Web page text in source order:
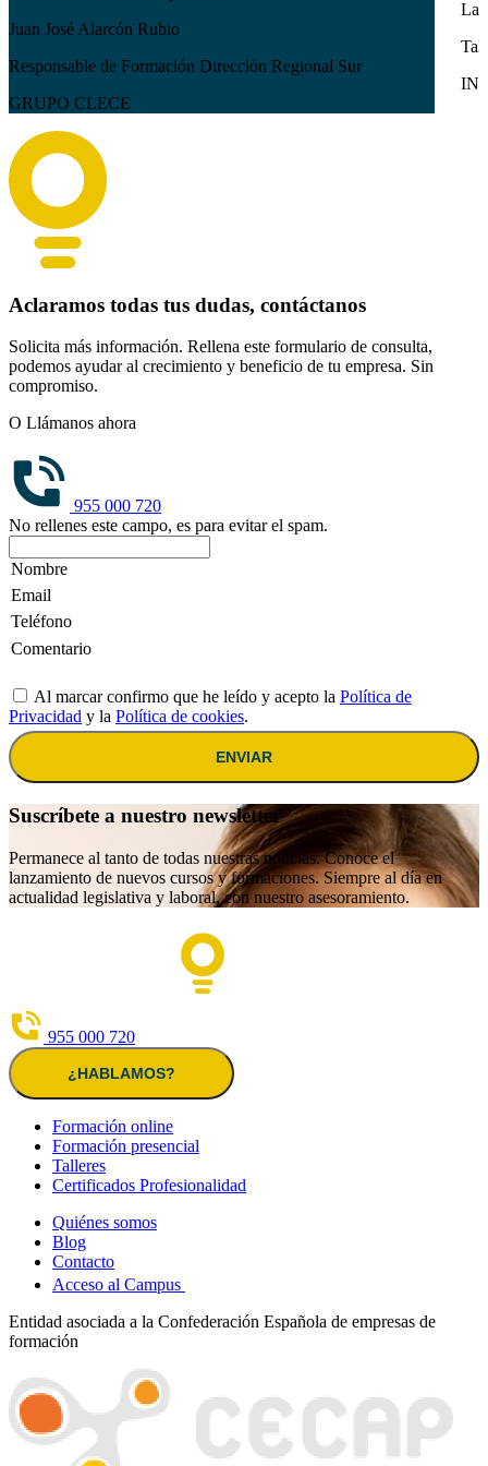
Juan José Alarcón Rubio
Responsable de Formación Dirección Regional Sur
GRUPO CLECE
Aclaramos todas tus dudas, contáctanos
Solicita más información. Rellena este formulario de consulta,
podemos ayudar al crecimiento y beneficio de tu empresa. Sin
compromiso.
O Llámanos ahora
955 000 720
No rellenes este campo, es para evitar el spam.
Al marcar confirmo que he leído y acepto la Política de
Privacidad y la Política de cookies.
ENVIAR
Suscríbete a nuestro newsletter
Permanece al tanto de todas nuestras noticias. Conoce el
lanzamiento de nuevos cursos y formaciones. Siempre al día en
actualidad legislativa y laboral, con nuestro asesoramiento.
955 000 720
¿HABLAMOS?
Formación online
Formación presencial
Talleres
Certificados Profesionalidad
Quiénes somos
Blog
Contacto
Acceso al Campus
Entidad asociada a la Confederación Española de empresas de
formación